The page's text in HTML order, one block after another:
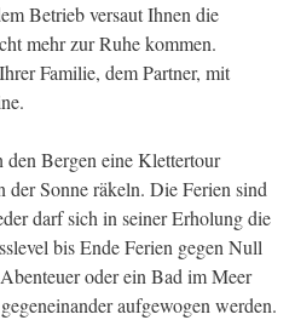
Betrieb versaut Ihnen die
mehr zur Ruhe kommen.
Familie, dem Partner, mit
Bergen eine Klettertour
der Sonne räkeln. Die Ferien sind
darf sich in seiner Erholung die
bis Ende Ferien gegen Null
oder ein Bad im Meer
aufgewogen werden.